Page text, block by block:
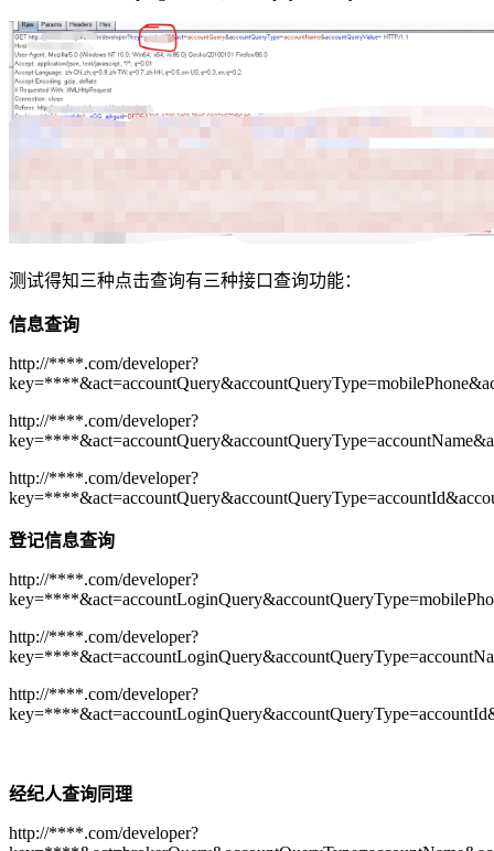
测试得知三种点击查询有三种接口查询功能：
信息查询
http://****.com/developer?
http://****.com/developer?
http://****.com/developer?
登记信息查询
http://****.com/developer?
http://****.com/developer?
http://****.com/developer?
经纪人查询同理
http://****.com/developer?